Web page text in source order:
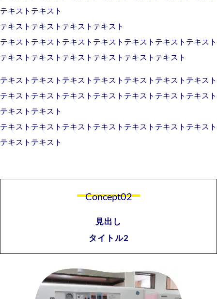
テキストテキスト
テキストテキストテキストテキスト
テキストテキストテキストテキストテキストテキストテキスト
テキストテキストテキストテキストテキストテキスト
テキストテキストテキストテキストテキストテキストテキスト
テキストテキストテキストテキストテキストテキストテキスト
テキストテキスト
テキストテキストテキストテキストテキストテキストテキスト
テキストテキスト
Concept02
見出し
タイトル2